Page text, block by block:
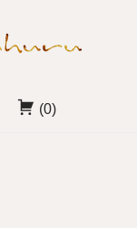
(0)